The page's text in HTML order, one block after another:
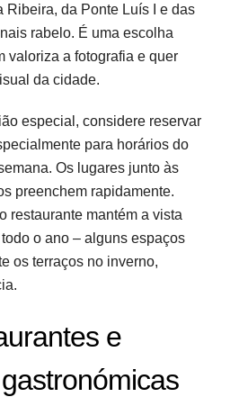
Ribeira, da Ponte Luís I e das
rabelo. É uma escolha
valoriza a fotografia e quer
da cidade.
especial, considere reservar
para horários do
Os lugares junto às
preenchem rapidamente.
restaurante mantém a vista
o ano – alguns espaços
os terraços no inverno,
e